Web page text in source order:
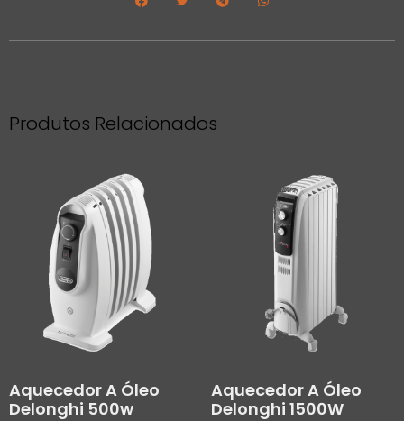
Produtos Relacionados
Aquecedor A Óleo
Delonghi 500w
Aquecedor A Óleo
Delonghi 1500W